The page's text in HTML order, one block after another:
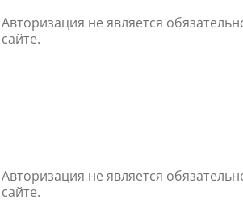
Авторизация не является
сайте.
Авторизация не является
сайте.